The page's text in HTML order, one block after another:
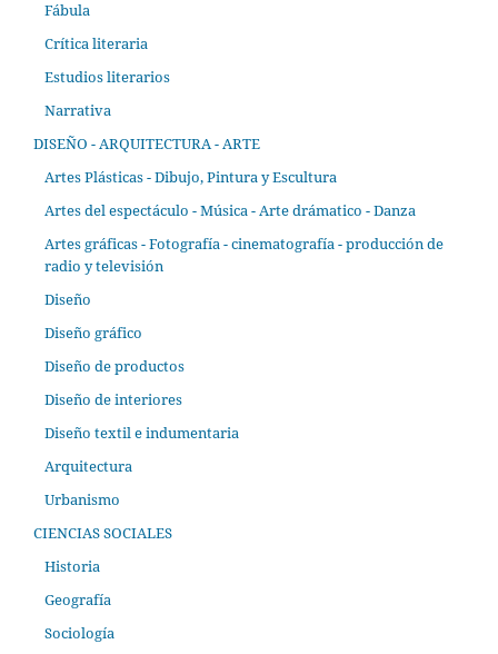
Fábula
Crítica literaria
Estudios literarios
Narrativa
DISEÑO - ARQUITECTURA - ARTE
Artes Plásticas - Dibujo, Pintura y Escultura
Artes del espectáculo - Música - Arte drámatico - Danza
Artes gráficas - Fotografía - cinematografía - producción de
radio y televisión
Diseño
Diseño gráfico
Diseño de productos
Diseño de interiores
Diseño textil e indumentaria
Arquitectura
Urbanismo
CIENCIAS SOCIALES
Historia
Geografía
Sociología